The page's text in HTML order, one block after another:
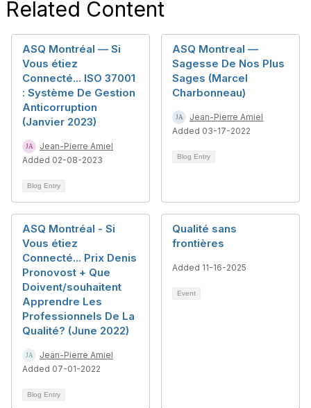
Related Content
ASQ Montréal — Si
Vous étiez
Connecté... ISO 37001
: Système De Gestion
Anticorruption
(Janvier 2023)
Jean-Pierre Amiel
Added 02-08-2023
Blog Entry
ASQ Montreal —
Sagesse De Nos Plus
Sages (Marcel
Charbonneau)
Jean-Pierre Amiel
Added 03-17-2022
Blog Entry
ASQ Montréal - Si
Vous étiez
Connecté... Prix Denis
Pronovost + Que
Doivent/souhaitent
Apprendre Les
Professionnels De La
Qualité? (June 2022)
Jean-Pierre Amiel
Added 07-01-2022
Blog Entry
Qualité sans
frontières
Added 11-16-2025
Event